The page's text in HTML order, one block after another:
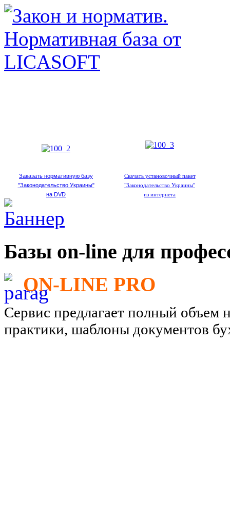
Заказать нормативную базу
"Законодательство Украины"
на DVD
Скачать установочный пакет
"Законодательство Украины"
из интернета
Базы on-line для
ON-LINE PRO
Сервис предлагает полный объем
практики, шаблоны документов